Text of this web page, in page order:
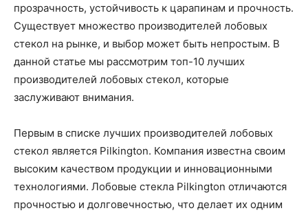
прозрачность, устойчивость к царапинам и прочность.
Существует множество производителей лобовых
стекол на рынке, и выбор может быть непростым. В
данной статье мы рассмотрим топ-10 лучших
производителей лобовых стекол, которые
заслуживают внимания.
Первым в списке лучших производителей лобовых
стекол является Pilkington. Компания известна своим
высоким качеством продукции и инновационными
технологиями. Лобовые стекла Pilkington отличаются
прочностью и долговечностью, что делает их одним